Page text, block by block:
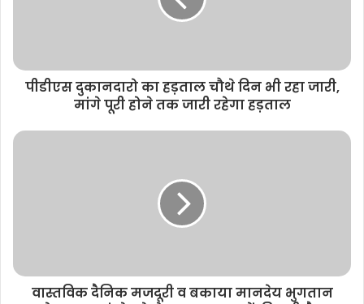
पीडीएस दुकानदारो का हड़ताल चौथे दिन भी रहा जारी,
मांगे पूरी होने तक जारी रहेगा हड़ताल
वास्तविक दैनिक मजदूरी व बकाया मानदेय भुगतान